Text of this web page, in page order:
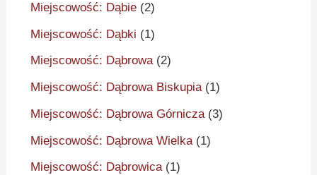
Miejscowość: Dąbie (2)
Miejscowość: Dąbki (1)
Miejscowość: Dąbrowa(2)
Miejscowość: Dąbrowa Biskupia(1)
Miejscowość: Dąbrowa Górnicza(3)
Miejscowość: Dąbrowa Wielka (1)
Miejscowość: Dąbrowica(1)